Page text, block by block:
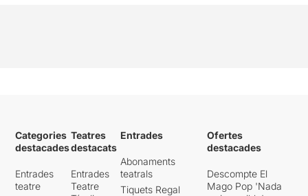
Categories
destacades
Entrades
teatre
Teatres
destacats
Entrades
Teatre
Entrades
Abonaments
teatrals
Tiquets Regal
Ofertes
destacades
Descompte El
Mago Pop 'Nada